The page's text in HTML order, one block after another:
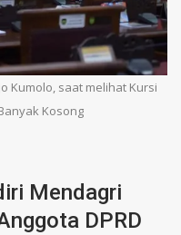
Kumolo, saat melihat Kursi
Kosong
Mendagri
DPRD